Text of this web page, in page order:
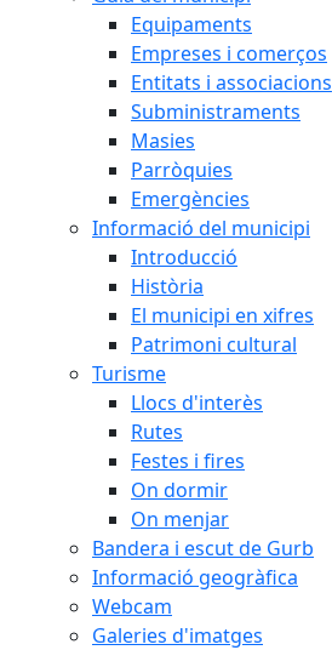
Equipaments
Empreses i comerços
Entitats i associacions
Subministraments
Masies
Parròquies
Emergències
Informació del municipi
Introducció
Història
El municipi en xifres
Patrimoni cultural
Turisme
Llocs d'interès
Rutes
Festes i fires
On dormir
On menjar
Bandera i escut de Gurb
Informació geogràfica
Webcam
Galeries d'imatges